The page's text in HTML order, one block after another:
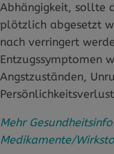
Abhängigkeit, sollte
plötzlich abgesetzt
nach verringert
Entzugssymptomen
Angstzuständen,
Mehr
Medikamente/